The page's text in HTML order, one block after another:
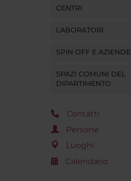
CENTRI
LABORATORI
SPIN OFF E AZIENDE
SPAZI COMUNI DEL
DIPARTIMENTO
Contatti
Persone
Luoghi
Calendario